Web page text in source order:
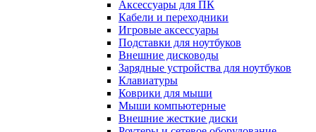
Аксессуары для ПК
Кабели и переходники
Игровые аксессуары
Подставки для ноутбуков
Внешние дисководы
Зарядные устройства для ноутбуков
Клавиатуры
Коврики для мыши
Мыши компьютерные
Внешние жесткие диски